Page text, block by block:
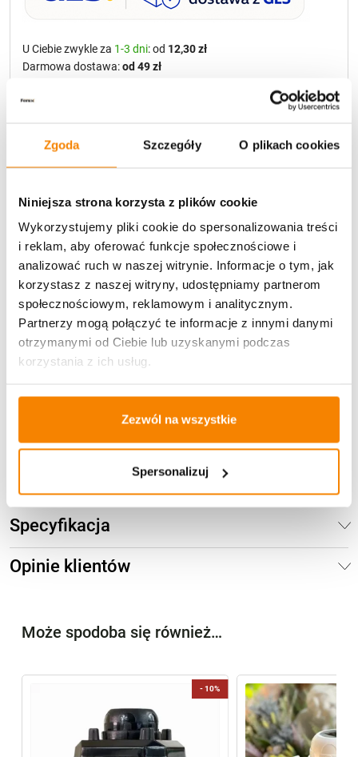
Zgoda Szczegóły O plikach cookies
Niniejsza strona korzysta z plików cookie
Wykorzystujemy pliki cookie do spersonalizowania treści
i reklam, aby oferować funkcje społecznościowe i
analizować ruch w naszej witrynie. Informacje o tym, jak
korzystasz z naszej witryny, udostępniamy partnerom
społecznościowym, reklamowym i analitycznym.
Partnerzy mogą połączyć te informacje z innymi danymi
otrzymanymi od Ciebie lub uzyskanymi podczas
korzystania z ich usług.
Zezwól na wszystkie
Spersonalizuj
Potrzebujesz większą ilość? Zapraszamy do naszej
hurtowniiPrzejdź do hurtowni B2B
U Ciebie zwykle za 1-3 dni: od 12,30 zł
Darmowa dostawa:od 49 zł
Polecamy:
Znicz Solarny Kapliczka Prima1 Biały Krzyż (24cm)
44,79zł
Brak
Specyfikacja
Opinie klientów
Może spodoba się również…
-10%